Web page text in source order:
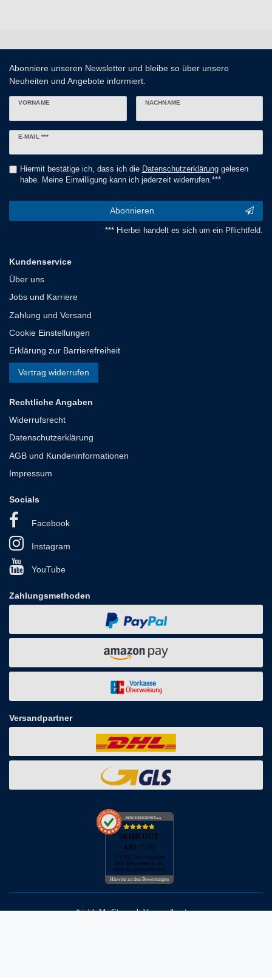
Abonniere unseren Newsletter und bleibe so über unsere
Neuheiten und Angebote informiert.
VORNAME NACHNAME
E-MAIL ***
Newsletter
Hiermit bestätige ich, dass ich die Daten­schutz­erklärunggelesen
habe. Meine Einwilligung kann ich jederzeit widerrufen.***
Abonnieren
*** Hierbei handelt es sich um ein Pflichtfeld.
Kundenservice
Über uns
Jobs und Karriere
Zahlung und Versand
Cookie Einstellungen
Erklärung zur Barrierefreiheit
Vertrag widerrufen
Rechtliche Angaben
Widerrufsrecht
Datenschutzerklärung
AGB und Kundeninformationen
Impressum
Socials
Facebook
Instagram
YouTube
Zahlungsmethoden
Versandpartner
AUSGEZEICHNET.org
SEHR GUT
4.91 / 5.00
173.452 Bewertungen
von hier, amazon.de,
ebay.de, facebook.com
Hinweis zu den Bewertungen
* inkl. MwSt. zzgl. Versandkosten